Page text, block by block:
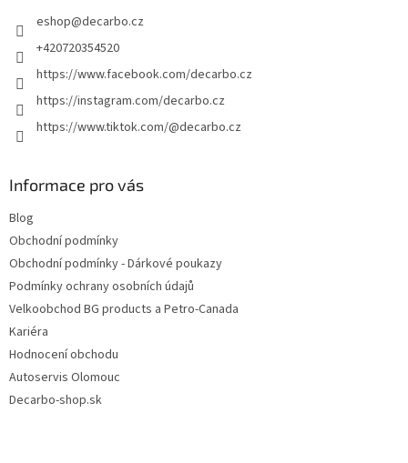
eshop@decarbo.cz
+420720354520
https://www.facebook.com/decarbo.cz
https://instagram.com/decarbo.cz
https://www.tiktok.com/@decarbo.cz
Informace pro vás
Blog
Obchodní podmínky
Obchodní podmínky - Dárkové poukazy
Podmínky ochrany osobních údajů
Velkoobchod BG products a Petro-Canada
Kariéra
Hodnocení obchodu
Autoservis Olomouc
Decarbo-shop.sk